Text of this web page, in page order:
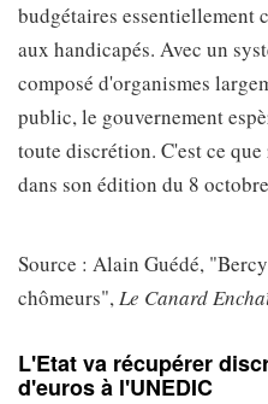
budgétaires essentiellement
aux handicapés. Avec un
composé d'organismes
public, le gouvernement
toute discrétion. C'est ce
dans son édition du 8
Source : Alain Guédé,
chômeurs",Le Canard
L'Etat va récupérer
d'euros à l'UNEDIC